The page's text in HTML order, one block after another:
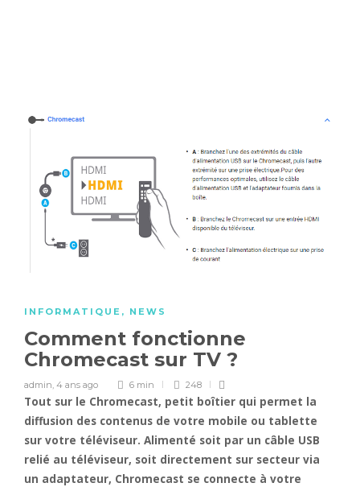
INFORMATIQUE , NEWS
Comment fonctionne
Chromecast sur TV ?
admin 4 ans ago 6 min 248
Tout sur le Chromecast, petit boîtier qui permet la
diffusion des contenus de votre mobile ou tablette
sur votre téléviseur. Alimenté soit par un câble USB
relié au téléviseur, soit directement sur secteur via
un adaptateur, Chromecast se connecte à votre